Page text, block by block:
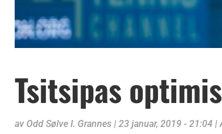
Tsitsipas
av Odd Sølve I. Grannes | 23 januar, 2019 - 21:04 |